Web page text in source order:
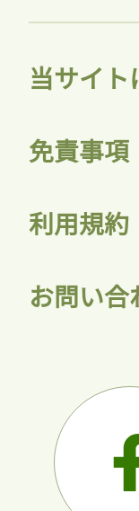
当サイト
免責事項
利用規約
お問い合